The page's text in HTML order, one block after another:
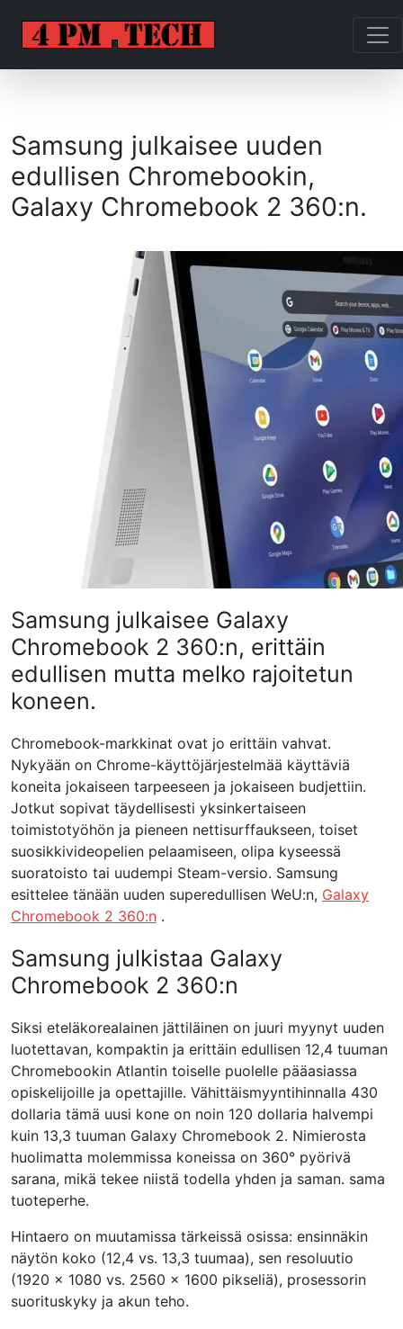
Samsung julkaisee uuden
edullisen Chromebookin,
Galaxy Chromebook 2 360:n.
Samsung julkaisee Galaxy
Chromebook 2 360:n, erittäin
edullisen mutta melko rajoitetun
koneen.
Chromebook-markkinat ovat jo erittäin vahvat.
Nykyään on Chrome-käyttöjärjestelmää käyttäviä
koneita jokaiseen tarpeeseen ja jokaiseen budjettiin.
Jotkut sopivat täydellisesti yksinkertaiseen
toimistotyöhön ja pieneen nettisurffaukseen, toiset
suosikkivideopelien pelaamiseen, olipa kyseessä
suoratoisto tai uudempi Steam-versio. Samsung
esittelee tänään uuden superedullisen WeU:n, Galaxy
Chromebook 2 360:n .
Samsung julkistaa Galaxy
Chromebook 2 360:n
Siksi eteläkorealainen jättiläinen on juuri myynyt uuden
luotettavan, kompaktin ja erittäin edullisen 12,4 tuuman
Chromebookin Atlantin toiselle puolelle pääasiassa
opiskelijoille ja opettajille. Vähittäismyyntihinnalla 430
dollaria tämä uusi kone on noin 120 dollaria halvempi
kuin 13,3 tuuman Galaxy Chromebook 2. Nimierosta
huolimatta molemmissa koneissa on 360° pyörivä
sarana, mikä tekee niistä todella yhden ja saman. sama
tuoteperhe.
Hintaero on muutamissa tärkeissä osissa: ensinnäkin
näytön koko (12,4 vs. 13,3 tuumaa), sen resoluutio
(1920 x 1080 vs. 2560 x 1600 pikseliä), prosessorin
suorituskyky ja akun teho.